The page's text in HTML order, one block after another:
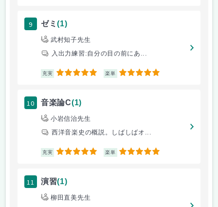
9 ゼミ(1)
武村知子先生
入出力練習:自分の目の前にあ...
充実 5 楽単 5
10 音楽論C(1)
小岩信治先生
西洋音楽史の概説。しばしばオ...
充実 5 楽単 5
11 演習(1)
柳田直美先生